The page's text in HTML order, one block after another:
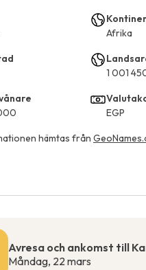
Avresa och ankomst till
Måndag, 22 mars
Afrika
1 001
EGP
hämtas från